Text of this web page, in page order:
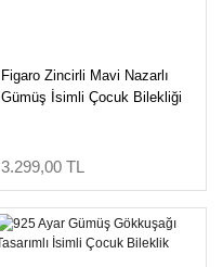
Figaro Zincirli Mavi Nazarlı
Gümüş İsimli Çocuk Bilekliği
3.299,00 TL